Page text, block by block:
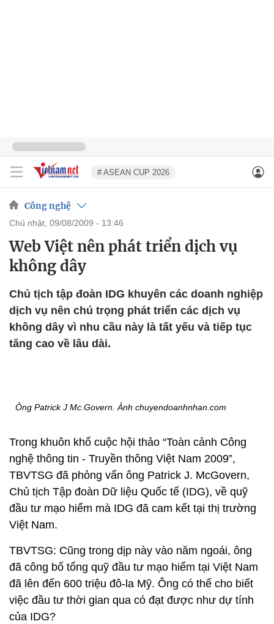
# ASEAN CUP 2026
Công nghệ
chủ nhật, 09/08/2009 - 13:46
Web Việt nên phát triển dịch vụ
không dây
Chủ tịch tập đoàn IDG khuyên các doanh nghiệp
dịch vụ nên chú trọng phát triển các dịch vụ
không dây vì nhu cầu này là tất yếu và tiếp tục
tăng cao về lâu dài.
Ông Patrick J Mc.Govern. Ảnh chuyendoanhnhan.com
Trong khuôn khổ cuộc hội thảo “Toàn cảnh Công
nghệ thông tin - Truyền thông Việt Nam 2009”,
TBVTSG đã phỏng vấn ông Patrick J. McGovern,
Chủ tịch Tập đoàn Dữ liệu Quốc tế (IDG), về quỹ
đầu tư mạo hiểm mà IDG đã cam kết tại thị trường
Việt Nam.
TBVTSG: Cũng trong dịp này vào năm ngoái, ông
đã công bố tổng quỹ đầu tư mạo hiểm tại Việt Nam
đã lên đến 600 triệu đô-la Mỹ. Ông có thể cho biết
việc đầu tư thời gian qua có đạt được như dự tính
của IDG?